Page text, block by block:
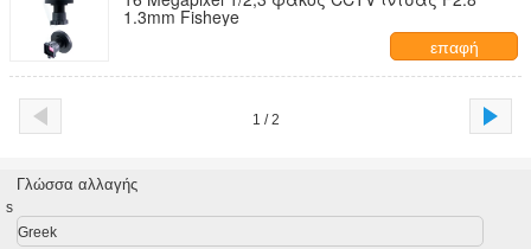
1.3mm Fisheye
επαφή
1 / 2
Γλώσσα αλλαγής
s
Greek